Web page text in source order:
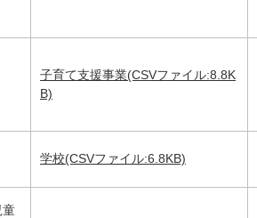
子育て支援事業(CSVファイル:8.8K
B)
学校(CSVファイル:6.8KB)
童